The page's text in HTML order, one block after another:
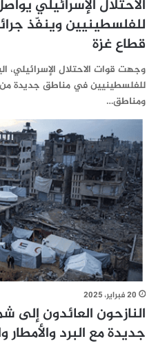
الاحتلال الإسرائيلي
للفلسطينيين وينفّذ
قطاع غزة
وجهت قوات الاحتلال الإسرائيلي،
للفلسطينيين في مناطق جديدة
ومناطق…
20 فبراير، 2025
النازحون العائدون
جديدة مع البرد والأمطار